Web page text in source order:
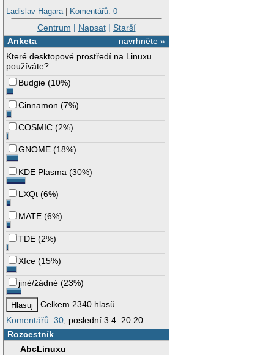
Ladislav Hagara| Komentářů: 0
Centrum | Napsat| Starší
navrhněte »
Anketa
Které desktopové prostředí na Linuxu
používáte?
Budgie (10%)
Cinnamon (7%)
COSMIC (2%)
GNOME (18%)
KDE Plasma (30%)
LXQt (6%)
MATE (6%)
TDE (2%)
Xfce (15%)
jiné/žádné (23%)
Celkem 2340 hlasů
Komentářů: 30 , poslední 3.4. 20:20
Rozcestník
AbcLinuxu